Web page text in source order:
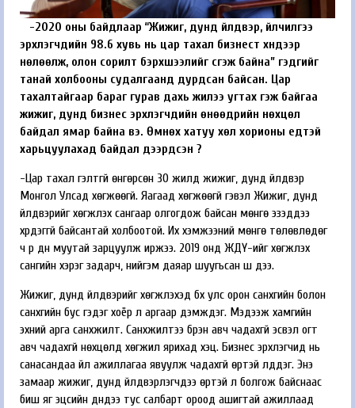
-2020 оны байдлаар “Жижиг, дунд үйлдвэр, үйлчилгээ
эрхлэгчдийн 98.6 хувь нь цар тахал бизнест хүндээр
нөлөөлж, олон сорилт бэрхшээлийг үүсгэж байна” гэдгийг
танай холбооны судалгаанд дурдсан байсан. Цар
тахалтайгаар бараг гурав дахь жилээ угтах гэж байгаа
жижиг, дунд бизнес эрхлэгчдийн өнөөдрийн нөхцөл
байдал ямар байна вэ. Өмнөх хатуу хөл хорионы үеүдтэй
харьцуулахад байдал дээрдсэн үү?
-Цар тахал гэлтгүй өнгөрсөн 30 жилд жижиг, дунд үйлдвэр
Монгол Улсад хөгжөөгүй. Яагаад хөгжөөгүй гэвэл Жижиг, дунд
үйлдвэрийг хөгжүүлэх сангаар олгогдож байсан мөнгө эзэддээ
хүрдэггүй байсантай холбоотой. Их хэмжээний мөнгө төлөвлөдөг
ч үр дүн муутай зарцуулж иржээ. 2019 онд ЖДҮ-ийг хөгжүүлэх
сангийн хэрэг задарч, нийгэм даяар шуугьсан шүү дээ.
Жижиг, дунд үйлдвэрийг хөгжүүлэхэд бүх улс орон санхүүгийн болон
санхүүгийн бус гэдэг хоёр л аргаар дэмждэг. Мэдээж хамгийн
эхний арга санхүүжилт. Санхүүжилтээ бүрэн авч чадахгүй эсвэл огт
авч чадахгүй нөхцөлд хөгжил ярихад хэцүү. Бизнес эрхлэгчид нь
санасандаа үйл ажиллагаа явуулж чадахгүй өртэй үлддэг. Энэ
замаар жижиг, дунд үйлдвэрлэгчдээ өртэй л болгож байснаас
биш яг эцсийн дүндээ тус салбарт ороод ашигтай ажиллаад